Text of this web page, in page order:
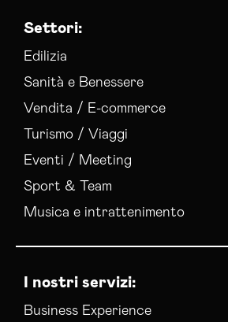
Settori:
Edilizia
Sanità e Benessere
Vendita / E-commerce
Turismo / Viaggi
Eventi / Meeting
Sport & Team
Musica e intrattenimento
I nostri servizi:
Business Experience